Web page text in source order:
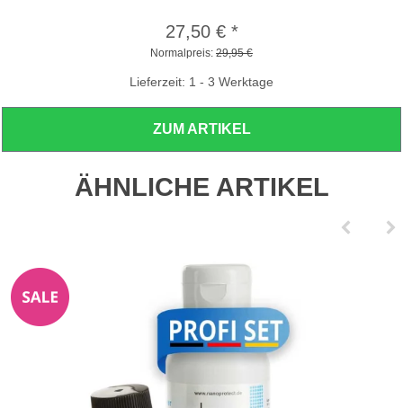
27,50 € *
Normalpreis: 29,95 €
Lieferzeit: 1 - 3 Werktage
ZUM ARTIKEL
ÄHNLICHE ARTIKEL